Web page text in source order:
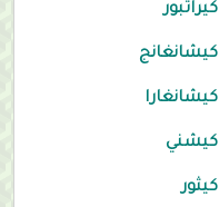
كيراتبور
كيشانغانج
كيشانغارا
كيشني
كيثور